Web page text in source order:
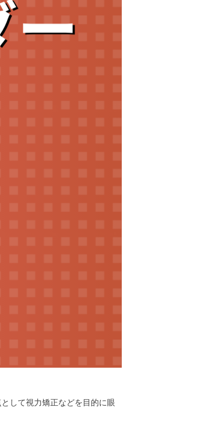
して視力矯正などを目的に眼